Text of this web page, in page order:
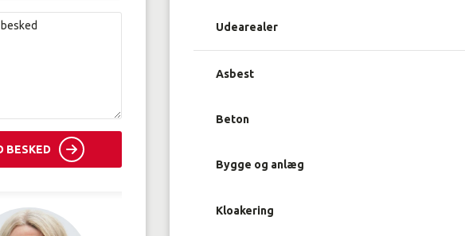
BESKED
Udearealer
Asbest
Beton
Bygge og anlæg
Kloakering